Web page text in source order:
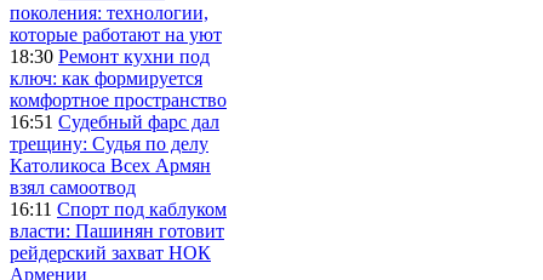
поколения: технологии,
которые работают на уют
18:30 Ремонт кухни под
ключ: как формируется
комфортное пространство
16:51 Судебный фарс дал
трещину: Судья по делу
Католикоса Всех Армян
взял самоотвод
16:11 Спорт под каблуком
власти: Пашинян готовит
рейдерский захват НОК
Армении